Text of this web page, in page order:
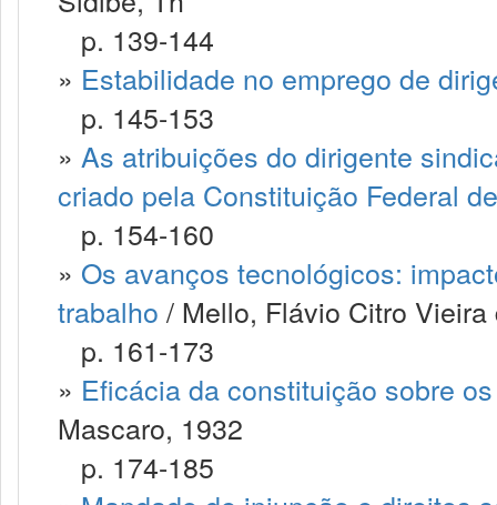
p. 139-144
» Estabilidade no emprego de
p. 145-153
» As atribuições do dirigente
criado pela Constituição Federal
p. 154-160
» Os avanços tecnológicos:
trabalho / Mello, Flávio Citro Vieira
p. 161-173
» Eficácia da constituição sobre
Mascaro, 1932
p. 174-185